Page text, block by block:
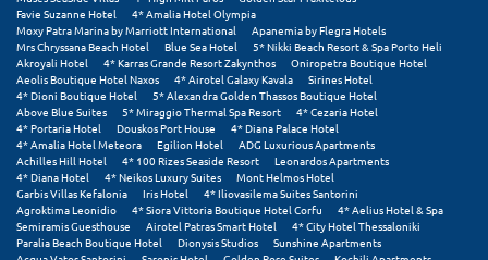
Ηλεία
Ηράκλειο
Θ
Θάσος
Θεσσαλονίκη
Ι
Favie Suzanne Hotel
4* Amalia Hotel Olympia
Moxy Patra Marina by Marriott International
Apanemia by Flegra Hotels
Mrs Chryssana Beach Hotel
Blue Sea Hotel
5* Nikki Beach Resort & Spa Porto Heli
Akroyali Hotel
4* Karras Grande Resort Zakynthos
Oniropetra Boutique Hotel
Aeolis Boutique Hotel Naxos
4* Airotel Galaxy Kavala
Sirines Hotel
4* Dioni Boutique Hotel
5* Alexandra Golden Thassos Boutique Hotel
Above Blue Suites
5* Miraggio Thermal Spa Resort
4* Cezaria Hotel
4* Portaria Hotel
Douskos Port House
4* Diana Palace Hotel
4* Amalia Hotel Meteora
Egilion Hotel
ADG Luxurious Apartments
Achilles Hill Hotel
4* 100 Rizes Seaside Resort
Leonardos Apartments
4* Diana Hotel
4* Neikos Luxury Suites
Mont Helmos Hotel
Garbis Villas Kefalonia
Iris Hotel
4* Iliovasilema Suites Santorini
Agroktima Leonidio
4* Siora Vittoria Boutique Hotel Corfu
4* Aelius Hotel & Spa
Semiramis Guesthouse
Airotel Patras Smart Hotel
4* City Hotel Thessaloniki
Paralia Beach Boutique Hotel
Dionysis Studios
Sunshine Apartments